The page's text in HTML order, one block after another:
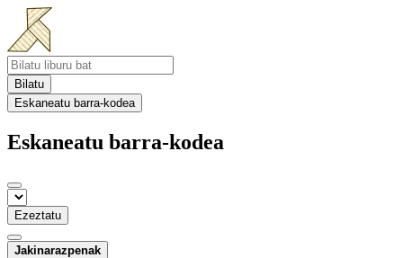
Bilatu
Eskaneatu barra-kodea
Eskaneatu barra-kodea
Ezeztatu
Jakinarazpenak